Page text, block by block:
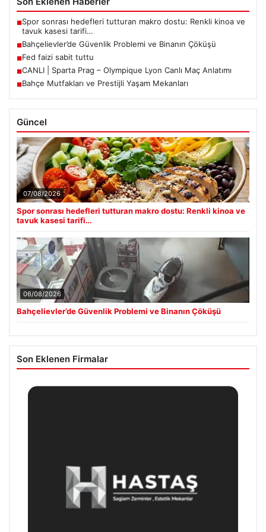
■Spor sonrası hedefleri tutturan makro dostu: Renkli kinoa ve
tavuk kasesi tarifi…
■Bahçelievler’de Güvenlik Problemi ve Binanın Çöküşü
■Fed faizi sabit tuttu
■CANLI | Sparta Prag – Olympique Lyon Canlı Maç Anlatımı
■Bahçe Mutfakları ve Prestijli Yaşam Mekanları
Güncel
07/08/2026
Spor sonrası hedefleri tutturan makro dostu: Renkli kinoa ve
tavuk kasesi tarifi…
06/08/2026
Bahçelievler’de Güvenlik Problemi ve Binanın Çöküşü
Son Eklenen Firmalar